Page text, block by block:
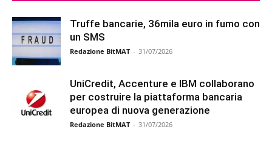
Truffe bancarie, 36mila euro in fumo con
un SMS
Redazione BitMAT - 31/07/2026
UniCredit, Accenture e IBM collaborano
per costruire la piattaforma bancaria
europea di nuova generazione
Redazione BitMAT - 31/07/2026